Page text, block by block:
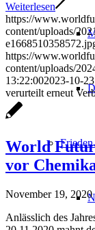
Weiterlesen
https://
content/uploads/
https://
content/uploads/
13:22:002023-10-
verurteilt erneut
World
vor
November 19, 2020
Anlässlich des